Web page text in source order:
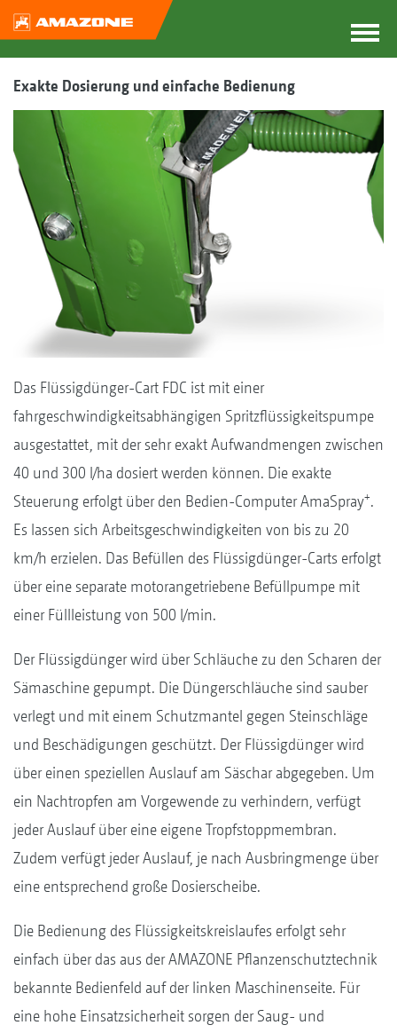
Exakte Dosierung und einfache Bedienung
Das Flüssigdünger-Cart FDC ist mit einer
fahrgeschwindigkeitsabhängigen Spritzflüssigkeitspumpe
ausgestattet, mit der sehr exakt Aufwandmengen zwischen
40 und 300 l/ha dosiert werden können. Die exakte
Steuerung erfolgt über den Bedien-Computer AmaSpray+.
Es lassen sich Arbeitsgeschwindigkeiten von bis zu 20
km/h erzielen. Das Befüllen des Flüssigdünger-Carts erfolgt
über eine separate motorangetriebene Befüllpumpe mit
einer Füllleistung von 500 l/min.
Der Flüssigdünger wird über Schläuche zu den Scharen der
Sämaschine gepumpt. Die Düngerschläuche sind sauber
verlegt und mit einem Schutzmantel gegen Steinschläge
und Beschädigungen geschützt. Der Flüssigdünger wird
über einen speziellen Auslauf am Säschar abgegeben. Um
ein Nachtropfen am Vorgewende zu verhindern, verfügt
jeder Auslauf über eine eigene Tropfstoppmembran.
Zudem verfügt jeder Auslauf, je nach Ausbringmenge über
eine entsprechend große Dosierscheibe.
Die Bedienung des Flüssigkeitskreislaufes erfolgt sehr
einfach über das aus der AMAZONE Pflanzenschutztechnik
bekannte Bedienfeld auf der linken Maschinenseite. Für
eine hohe Einsatzsicherheit sorgen der Saug- und